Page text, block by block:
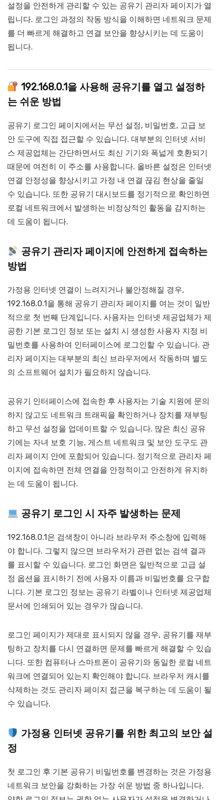
설정을 안전하게 관리할 수 있는 공유기 관리자 페이지가 열
립니다. 로그인 과정의 작동 방식을 이해하면 네트워크 문제
를 더 빠르게 해결하고 연결 보안을 향상시키는 데 도움이
됩니다.
192.168.0.1을 사용해 공유기를 열고 설정하
는 쉬운 방법
공유기 로그인 페이지에서는 무선 설정, 비밀번호, 고급 보
안 도구에 직접 접근할 수 있습니다. 대부분의 인터넷 서비
스 제공업체는 간단하면서도 최신 기기와 폭넓게 호환되기
때문에 여전히 이 주소를 사용합니다. 올바른 설정은 인터넷
연결 안정성을 향상시키고 가정 내 연결 끊김 현상을 줄일
수 있습니다. 또한 공유기 대시보드를 정기적으로 확인하면
로컬 네트워크에서 발생하는 비정상적인 활동을 감지하는
데 도움이 됩니다.
공유기 관리자 페이지에 안전하게 접속하는
방법
가정용 인터넷 연결이 느려지거나 불안정해질 경우,
192.168.0.1을 통해 공유기 관리자 페이지를 여는 것이 일반
적으로 첫 번째 단계입니다. 사용자는 인터넷 제공업체가 제
공한 기본 로그인 정보 또는 설치 시 생성한 사용자 지정 비
밀번호를 사용하여 인터페이스에 로그인할 수 있습니다. 관
리자 페이지는 대부분의 최신 브라우저에서 작동하며 별도
의 소프트웨어 설치가 필요하지 않습니다.
공유기 인터페이스에 접속한 후 사용자는 기술 지원에 문의
하지 않고도 네트워크 트래픽을 확인하거나 장치를 재부팅
하고 무선 설정을 업데이트할 수 있습니다. 많은 최신 공유
기에는 자녀 보호 기능, 게스트 네트워크 및 보안 도구도 관
리자 페이지 안에 포함되어 있습니다. 정기적으로 관리자 페
이지에 접속하면 전체 연결을 안정적이고 안전하게 유지하
는 데 도움이 됩니다.
공유기 로그인 시 자주 발생하는 문제
192.168.0.1은 검색창이 아니라 브라우저 주소창에 입력해
야 합니다. 그렇지 않으면 브라우저가 관련 없는 검색 결과
를 표시할 수 있습니다. 로그인 화면은 일반적으로 고급 설
정 옵션을 표시하기 전에 사용자 이름과 비밀번호를 요구합
니다. 기본 로그인 정보는 공유기 라벨이나 인터넷 제공업체
문서에 인쇄되어 있는 경우가 많습니다.
로그인 페이지가 제대로 표시되지 않을 경우, 공유기를 재부
팅하고 장치를 다시 연결하면 문제를 빠르게 해결할 수 있습
니다. 또한 컴퓨터나 스마트폰이 공유기와 동일한 로컬 네트
워크에 연결되어 있는지 확인해야 합니다. 브라우저 캐시를
삭제하는 것도 관리자 페이지 접근을 복구하는 데 도움이 될
수 있습니다.
가정용 인터넷 공유기를 위한 최고의 보안 설
정
첫 로그인 후 기본 공유기 비밀번호를 변경하는 것은 가정용
네트워크 보안을 강화하는 가장 쉬운 방법 중 하나입니다.